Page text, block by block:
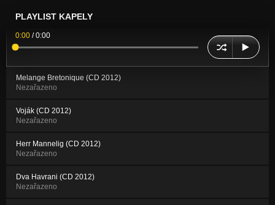
PLAYLIST KAPELY
0:00 /0:00
Melange Bretonique (CD 2012)
Nezařazeno
Voják (CD 2012)
Nezařazeno
Herr Mannelig (CD 2012)
Nezařazeno
Dva Havrani (CD 2012)
Nezařazeno